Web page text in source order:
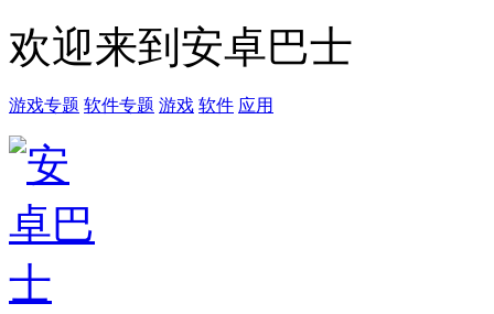
欢迎来到安卓巴士
游戏专题 软件专题 游戏 软件 应用